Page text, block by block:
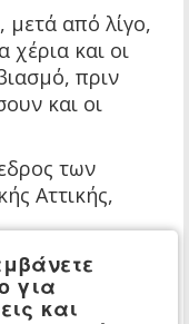
από λίγο,
και οι
πριν
και οι
των
Αττικής,
να
Πειραιά. Από
την
για
και